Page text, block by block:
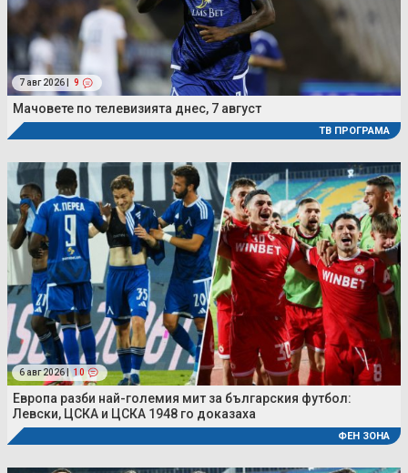
7 авг 2026 | 9
Мачовете по телевизията днес, 7 август
ТВ ПРОГРАМА
6 авг 2026 | 10
Европа разби най-големия мит за българския футбол:
Левски, ЦСКА и ЦСКА 1948 го доказаха
ФЕН ЗОНА